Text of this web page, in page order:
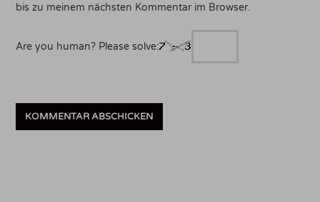
bis zu meinem nächsten Kommentar im Browser.
Are you human? Please solve: